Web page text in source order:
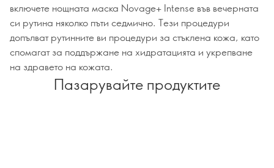
включете нощната маска Novage+ Intense във вечерната
си рутина няколко пъти седмично. Тези процедури
допълват рутинните ви процедури за стъклена кожа, като
спомагат за поддържане на хидратацията и укрепване
на здравето на кожата.
Пазарувайте продуктите